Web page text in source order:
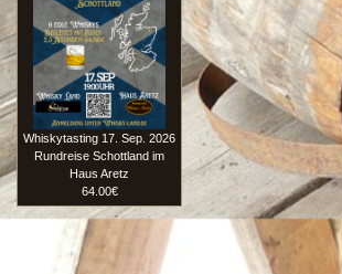
Whiskytasting 17. Sep. 2026
Rundreise Schottland im
Haus Aretz
64.00€